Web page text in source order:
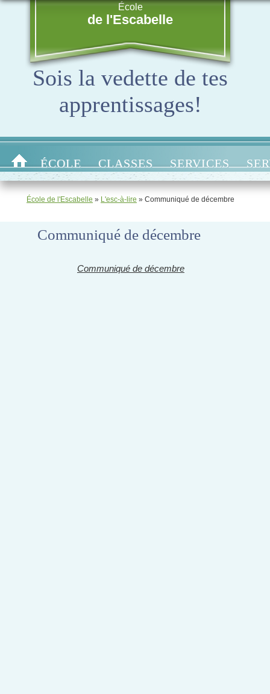
École
de l'Escabelle
Sois la vedette de tes
apprentissages!
ÉCOLE CLASSES SERVICES
École de l'Escabelle » L'esc-à-lire » Communiqué de décembre
Communiqué de décembre
Communiqué de décembre